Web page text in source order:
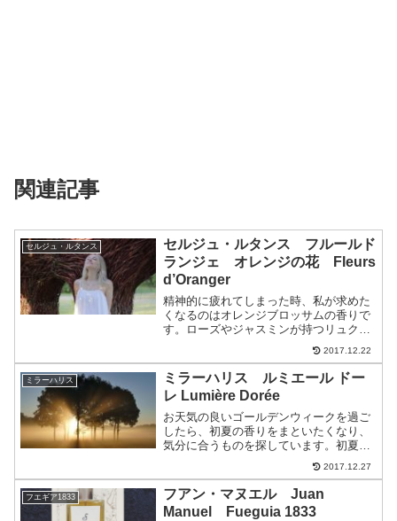
関連記事
セルジュ・ルタンス
セルジュ・ルタンス フルールド
ランジェ オレンジの花 Fleurs
d’Oranger
精神的に疲れてしまった時、私が求めた
くなるのはオレンジブロッサムの香りで
す。ローズやジャスミンが持つリュクス
な雰囲気とは異なる、シンプルな美しさ
を持つお花だと思うのです。例えて言う
なら、化粧っ気がなくとも、その笑顔だ
けで相手を魅了してしまう...
2017.12.22
ミラーハリス
ミラーハリス ルミエール ドー
レ Lumière Dorée
お天気の良いゴールデンウィークを過ご
したら、初夏の香りをまといたくなり、
気分に合うものを探しています。初夏に
ふさわしいフレグランスは、さわやかな
印象で通勤用にもピッタリですね。今回
は、ミラーハリスから「ルミエール ドー
レ」をご紹介します。【...
2017.12.27
フエギア1833
フアン・マヌエル Juan
Manuel Fueguia 1833